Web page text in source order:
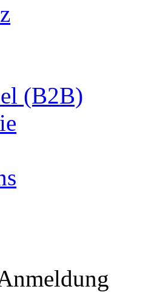
(B2B)